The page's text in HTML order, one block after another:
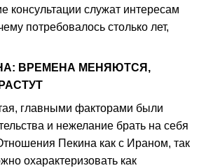
консультации служат интересам
потребовалось столько лет,
ВРЕМЕНА МЕНЯЮТСЯ,
главными факторами были
и нежелание брать на себя
Пекина как с Ираном, так
охарактеризовать как